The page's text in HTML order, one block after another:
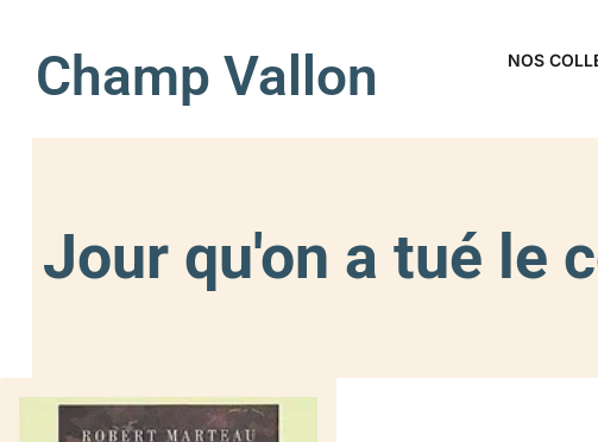
Champ Vallon NOS
Jour qu'on a tué le